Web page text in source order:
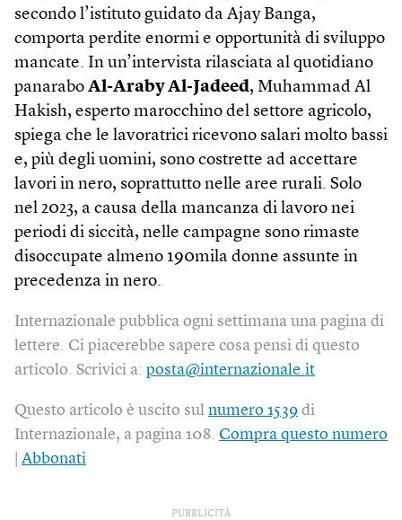
secondo l’istituto guidato da Ajay Banga,
comporta perdite enormi e opportunità di sviluppo
mancate. In un’intervista rilasciata al quotidiano
panarabo Al-Araby Al-Jadeed, Muhammad Al
Hakish, esperto marocchino del settore agricolo,
spiega che le lavoratrici ricevono salari molto bassi
e, più degli uomini, sono costrette ad accettare
lavori in nero, soprattutto nelle aree rurali. Solo
nel 2023, a causa della mancanza di lavoro nei
periodi di siccità, nelle campagne sono rimaste
disoccupate almeno 190mila donne assunte in
precedenza in nero.
Internazionale pubblica ogni settimana una pagina di
lettere. Ci piacerebbe sapere cosa pensi di questo
articolo. Scrivici a: posta@internazionale.it
Questo articolo è uscito sul numero 1539 di
Internazionale, a pagina 108. Compra questo numero
Abbonati
PUBBLICITÀ